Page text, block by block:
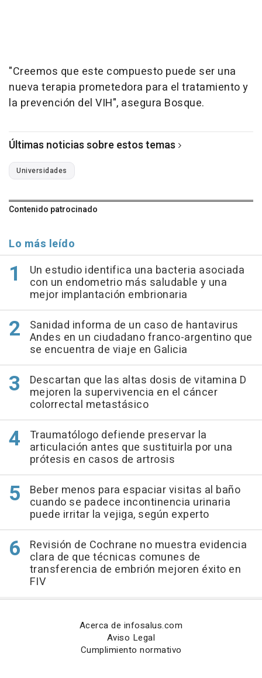
"Creemos que este compuesto puede ser una
nueva terapia prometedora para el tratamiento y
la prevención del VIH", asegura Bosque.
Últimas noticias sobre estos temas
Universidades
Contenido patrocinado
Lo más leído
Un estudio identifica una bacteria asociada
con un endometrio más saludable y una
mejor implantación embrionaria
Sanidad informa de un caso de hantavirus
Andes en un ciudadano franco-argentino que
se encuentra de viaje en Galicia
Descartan que las altas dosis de vitamina D
mejoren la supervivencia en el cáncer
colorrectal metastásico
Traumatólogo defiende preservar la
articulación antes que sustituirla por una
prótesis en casos de artrosis
Beber menos para espaciar visitas al baño
cuando se padece incontinencia urinaria
puede irritar la vejiga, según experto
Revisión de Cochrane no muestra evidencia
clara de que técnicas comunes de
transferencia de embrión mejoren éxito en
FIV
Acerca de infosalus.com
Aviso Legal
Cumplimiento normativo